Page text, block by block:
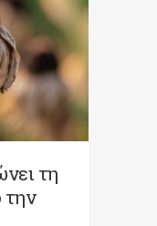
τη
την